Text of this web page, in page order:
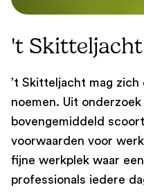
't Skitteljacht
’t Skitteljacht mag
noemen. Uit
bovengemiddeld
voorwaarden voor
fijne werkplek waar
professionals iedere